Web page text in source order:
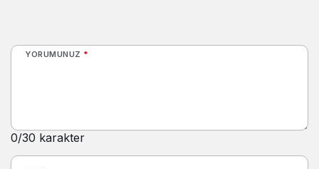
YORUMUNUZ *
0/30 karakter